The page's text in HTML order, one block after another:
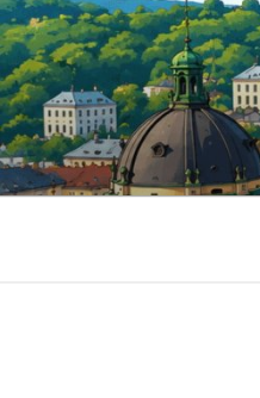
Перейти
до
вмісту